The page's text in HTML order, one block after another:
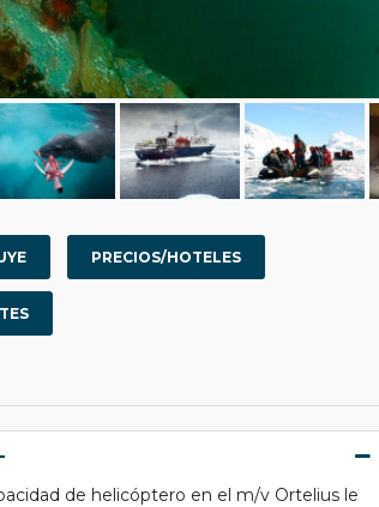
PRECIOS/HOTELES
de helicóptero en el m/v Ortelius le